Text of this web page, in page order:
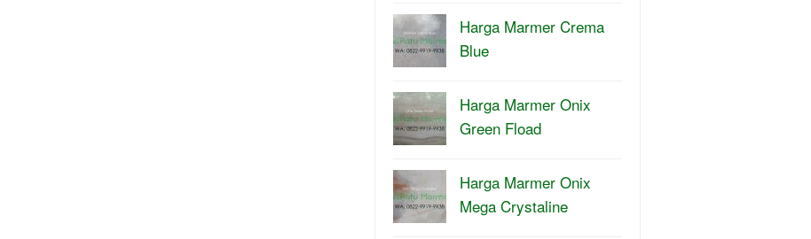
Harga Marmer Crema
Blue
Harga Marmer Onix
Green Fload
Harga Marmer Onix
Mega Crystaline